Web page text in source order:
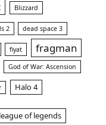
Blizzard
2 dead space 3
fiyat fragman
God of War: Ascension
Halo 4
league of legends